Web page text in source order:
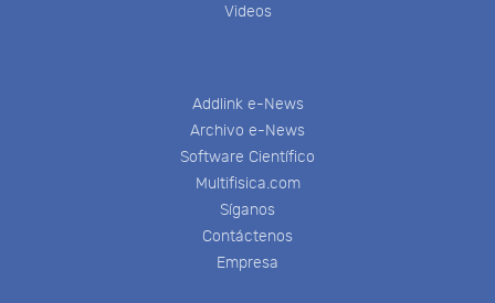
Videos
Addlink e-News
Archivo e-News
Software Científico
Multifisica.com
Síganos
Contáctenos
Empresa